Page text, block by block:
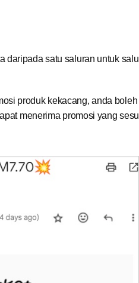
daripada satu saluran untuk
produk kekacang, anda
menerima promosi yang